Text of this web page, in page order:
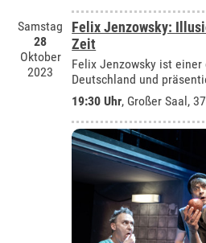
Samstag
28
Oktober
2023
Felix Jenzowsky:
Zeit
Felix Jenzowsky ist
Deutschland und
19:30 Uhr, Großer Saal,